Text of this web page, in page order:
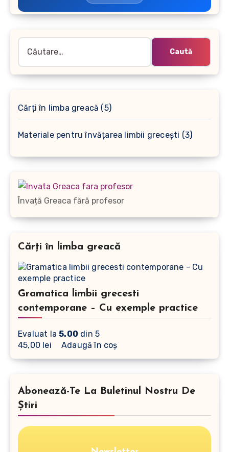
după:
Cărți în limba greacă 55
produse
Materiale pentru învățarea limbii grecești
33
Învață Greaca fără profesor
Cărți în limba greacă
Gramatica limbii grecesti
contemporane – Cu exemple practice
Evaluat la5.00 din 5
45,00 lei Adaugă în coș
Abonează-Te La Buletinul Nostru De
Știri